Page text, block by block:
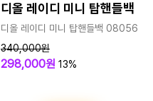
디올 레이디 미니 탑핸들백
디올 레이디 미니 탑핸들백 08056
340,000원
298,000원 13%